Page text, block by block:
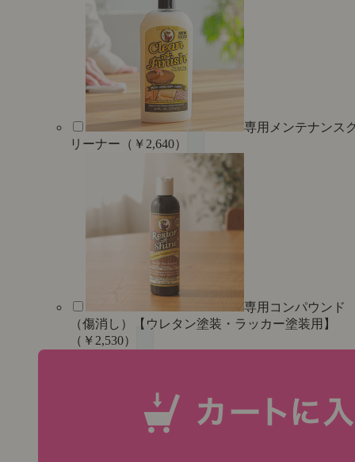
専用メンテナンス
リーナー（￥2,640）
専用コンパウンド
（傷消し）【ウレタン塗装・ラッカー塗装用】
（￥2,530）